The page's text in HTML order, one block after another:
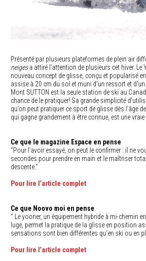
Présenté par plusieurs plateformes de plein air
neigesa attiré l’attention de plusieurs cet hiver. Le
nouveau concept de glisse, conçu et popularisé
assise à 20 cm du sol et muni d’un ressort et
Mont SUTTON est la seule station de ski au
chance de le pratiquer! Sa grande simplicité
qu’on peut pratiquer ce sport de glisse dès l’âge
qui gagne grandement à être connue, est une
Ce que le magazine Espace en pense
‘’Pour l’avoir essayé, on peut le confirmer : il ne
secondes pour prendre en main et le maîtriser
descente.’’
Pour lire l’article complet
Ce que Noovo moi en pense
‘’ Le yooner, un équipement hybride à mi-chemin
luge, permet la pratique de la glisse en position
sensations sont bien différentes qu’en ski ou en
Pour lire l’article complet